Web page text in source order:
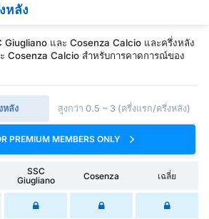
หลัง
Giugliano และ Cosenza Calcio และครึ่งหลัง
Cosenza Calcio สำหรับการคาดการณ์ของ
หลัง สูงกว่า 0.5 ~ 3 (ครึ่งแรก/ครึ่งหลัง)
PREMIUM MEMBERS ONLY
SSC
Giugliano
Cosenza เฉลี่ย